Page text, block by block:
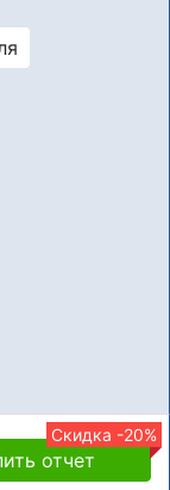
Скидка -20%
отчет